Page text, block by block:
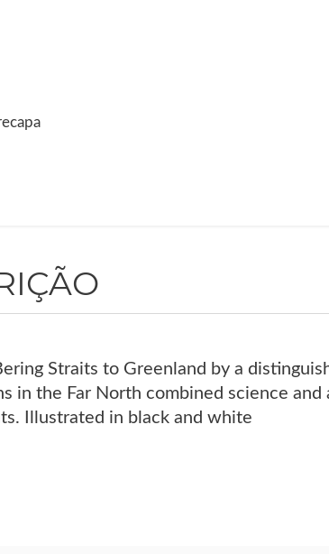
Straits to Greenland by a
in the Far North combined science and
Illustrated in black and white